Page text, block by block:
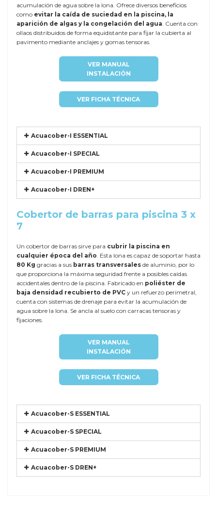
acumulación de agua sobre la lona. Ofrece diversos beneficios
como evitar la caída de suciedad en la piscina, la
aparición de algas y la congelación del agua. Cuenta con
ollaos distribuidos de forma equidistante para fijar la cubierta al
pavimento mediante anclajes y gomas tensoras.
VER MANUAL
INSTALACIÓN
VER FICHA TÉCNICA
Acuacober-I ESSENTIAL
Acuacober-I SPECIAL
Acuacober-I PREMIUM
Acuacober-I DREN+
Cobertor de barras para piscina 3 x
7
Un cobertor de barras sirve para cubrir la piscina en
cualquier época del año. Esta lona es capaz de soportar hasta
80 Kg gracias a sus barras transversales de aluminio, por lo
que proporciona la máxima seguridad frente a posibles caídas
accidentales dentro de la piscina. Fabricado en poliéster de
baja densidad recubierto de PVC y un refuerzo perimetral,
cuenta con sistemas de drenaje para evitar la acumulación de
agua sobre la lona. Se ancla al suelo con carracas tensoras y
fijaciones.
VER MANUAL
INSTALACIÓN
VER FICHA TÉCNICA
Acuacober-S ESSENTIAL
Acuacober-S SPECIAL
Acuacober-S PREMIUM
Acuacober-S DREN+